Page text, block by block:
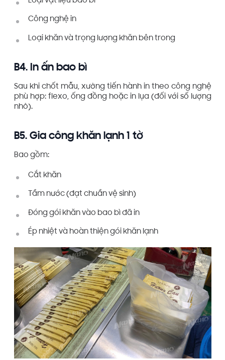
Công nghệ in
Loại khăn và trọng lượng khăn bên trong
B4. In ấn bao bì
Sau khi chốt mẫu, xưởng tiến hành in theo công nghệ
phù hợp: flexo, ống đồng hoặc in lụa (đối với số lượng
nhỏ).
B5. Gia công khăn lạnh 1 tờ
Bao gồm:
Cắt khăn
Tẩm nước (đạt chuẩn vệ sinh)
Đóng gói khăn vào bao bì đã in
Ép nhiệt và hoàn thiện gói khăn lạnh